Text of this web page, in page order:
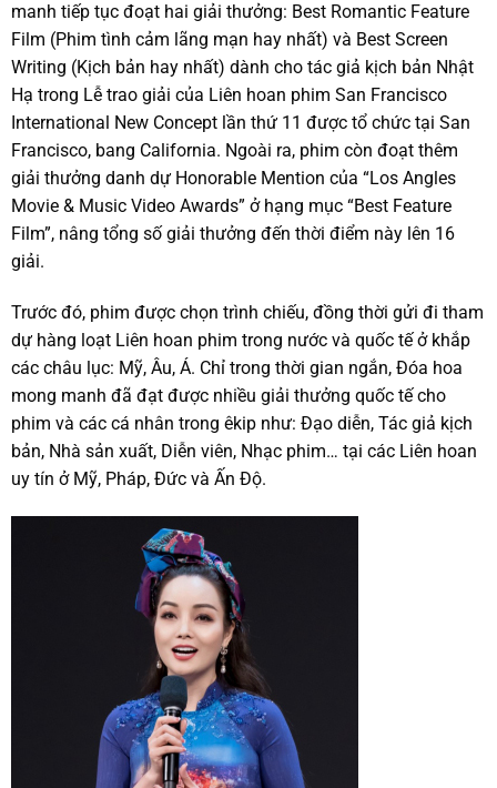
manh tiếp tục đoạt hai giải thưởng: Best Romantic Feature
Film (Phim tình cảm lãng mạn hay nhất) và Best Screen
Writing (Kịch bản hay nhất) dành cho tác giả kịch bản Nhật
Hạ trong Lễ trao giải của Liên hoan phim San Francisco
International New Concept lần thứ 11 được tổ chức tại San
Francisco, bang California. Ngoài ra, phim còn đoạt thêm
giải thưởng danh dự Honorable Mention của “Los Angles
Movie & Music Video Awards” ở hạng mục “Best Feature
Film”, nâng tổng số giải thưởng đến thời điểm này lên 16
giải.
Trước đó, phim được chọn trình chiếu, đồng thời gửi đi tham
dự hàng loạt Liên hoan phim trong nước và quốc tế ở khắp
các châu lục: Mỹ, Âu, Á. Chỉ trong thời gian ngắn, Đóa hoa
mong manh đã đạt được nhiều giải thưởng quốc tế cho
phim và các cá nhân trong êkip như: Đạo diễn, Tác giả kịch
bản, Nhà sản xuất, Diễn viên, Nhạc phim… tại các Liên hoan
uy tín ở Mỹ, Pháp, Đức và Ấn Độ.